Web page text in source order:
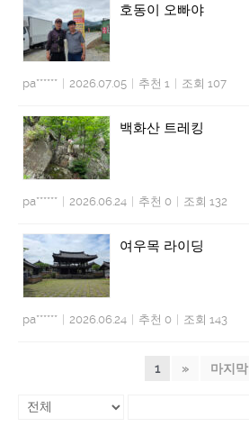
호동이 오빠야
pa****** 2026.07.05 추천 1 조회 107
백화산 트레킹
pa****** 2026.06.24 추천 0 조회 132
여우목 라이딩
pa****** 2026.06.24 추천 0 조회 143
1 » 마지막